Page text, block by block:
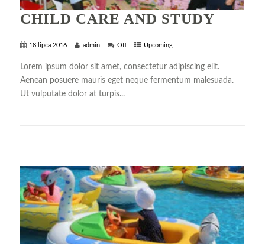
CHILD CARE AND STUDY
18 lipca 2016 admin Off Upcoming
Lorem ipsum dolor sit amet, consectetur adipiscing elit.
Aenean posuere mauris eget neque fermentum malesuada.
Ut vulputate dolor at turpis...